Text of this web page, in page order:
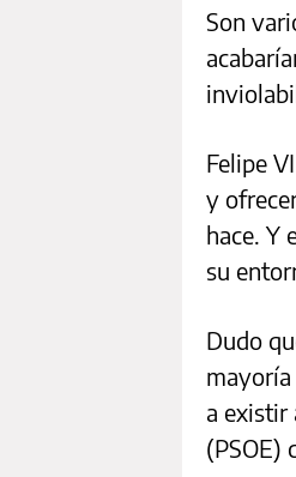
Son
Felipe
y
hace. Y
su
Dudo
a existir
(PSOE)